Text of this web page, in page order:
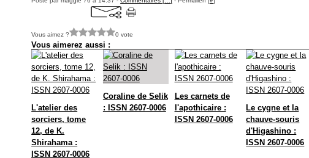
Vous aimez ? 0 vote
Vous aimerez aussi :
L'atelier des
sorciers, tome
12, de K.
Shirahama :
ISSN 2607-0006
Coraline de Selik
: ISSN 2607-0006
Les carnets de
l'apothicaire :
ISSN 2607-0006
Le cygne et la
chauve-souris
d'Higashino :
ISSN 2607-0006